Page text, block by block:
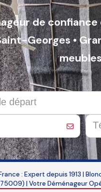
de confiance
Georges •
: Expert depuis 1913 |
| Votre Déménageur